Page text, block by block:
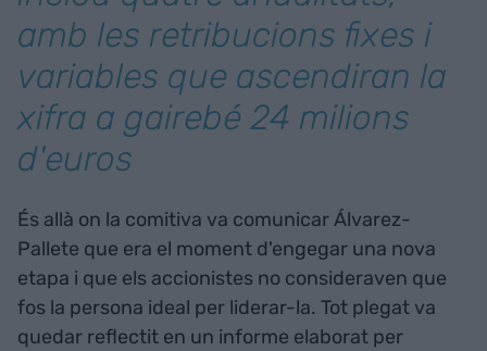
amb les retribucions fixes i
variables que ascendiran la
xifra a gairebé 24 milions
d'euros
És allà on la comitiva va comunicar Álvarez-
Pallete que era el moment d'engegar una nova
etapa i que els accionistes no consideraven que
fos la persona ideal per liderar-la. Tot plegat va
quedar reflectit en un informe elaborat per